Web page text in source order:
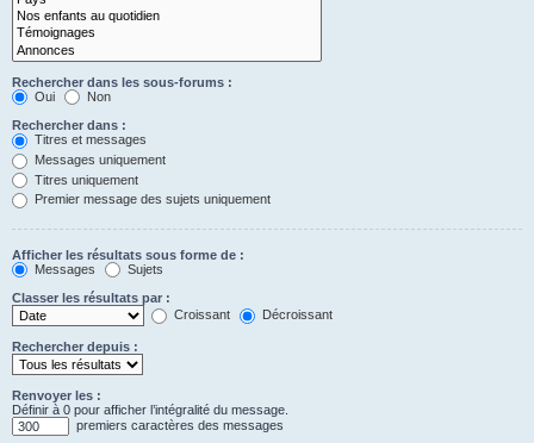
Rechercher dans les sous-forums :
Oui
Non
Rechercher dans :
Titres et messages
Messages uniquement
Titres uniquement
Premier message des sujets uniquement
Afficher les résultats sous forme de :
Messages
Sujets
Classer les résultats par :
Croissant
Décroissant
Rechercher depuis :
Renvoyer les :
Définir à 0 pour afficher l’intégralité du message.
premiers caractères des messages